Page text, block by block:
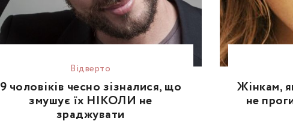
Відвертo
9 чоловіків чесно зізналися, що
змушує їх НІКОЛИ не
зраджувати
Жінкам,
не